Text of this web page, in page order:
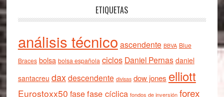
ETIQUETAS
análisis técnico ascendente BBVA Blue
Braces bolsa bolsa española ciclos Daniel Pernas daniel
santacreu daxdescendente divisas dow jones elliott
Eurostoxx50 fasefase cíclica fondos de inversión forex